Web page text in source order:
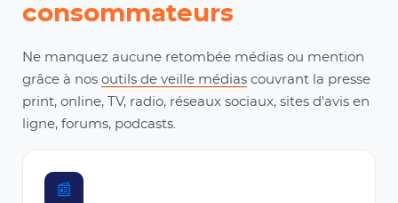
consommateurs
Ne manquez aucune retombée médias ou mention
grâce à nos outils de veille médias couvrant la presse
print, online, TV, radio, réseaux sociaux, sites d'avis en
ligne, forums, podcasts.
📰